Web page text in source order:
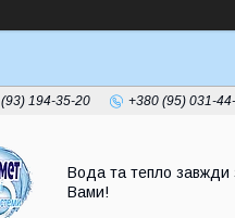
194-35-20 +380 (95) 031-
Вода та тепло завжди
Вами!